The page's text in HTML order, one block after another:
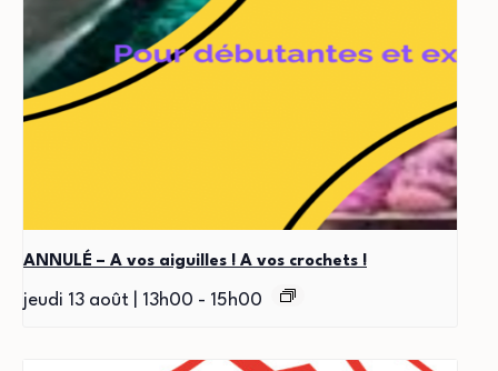
ANNULÉ – A vos aiguilles ! A vos crochets !
jeudi 13 août | 13h00 - 15h00